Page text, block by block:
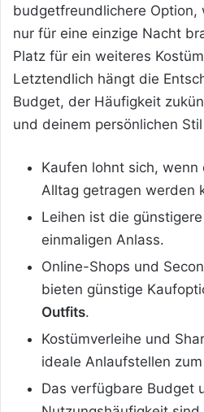
budgetfreundlichere
nur für eine einzige Nacht
Platz für ein weiteres
Letztendlich hängt die
Budget, der Häufigkeit
und deinem persönlichen
Kaufen lohnt sich, wenn
Alltag getragen werden
Leihen ist die
einmaligen Anlass.
Online-Shops und
bieten günstige
Outfits.
Kostümverleihe und
ideale Anlaufstellen
Das verfügbare Budget